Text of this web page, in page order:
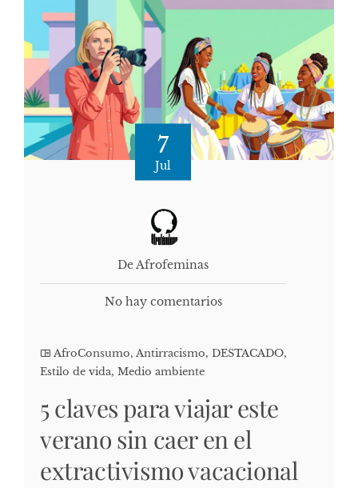
7
Jul
De Afrofeminas
No hay comentarios
AfroConsumo, Antirracismo, DESTACADO,
Estilo de vida, Medio ambiente
5 claves para viajar este
verano sin caer en el
extractivismo vacacional